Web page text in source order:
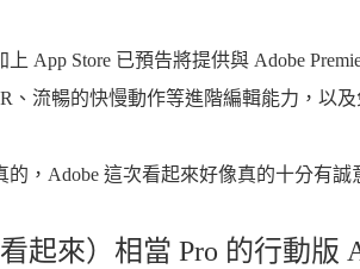
上 App Store 已預告將提供與 Adobe
、流暢的快慢動作等進階編輯能力，以
的，Adobe 這次看起來好像真的十分有
看起來）相當 Pro 的行動版